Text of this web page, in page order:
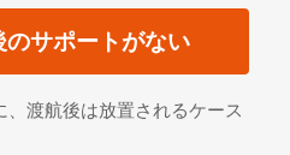
のサポートがない
渡航後は放置されるケース